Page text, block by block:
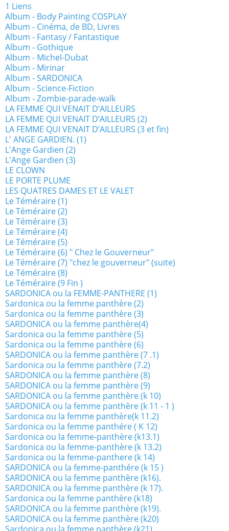
1 Liens
Album - Body Painting COSPLAY
Album - Cinéma, de BD, Livres
Album - Fantasy / Fantastique
Album - Gothique
Album - Michel-Dubat
Album - Mirinar
Album - SARDONICA
Album - Science-Fiction
Album - Zombie-parade-walk
LA FEMME QUI VENAIT D’AILLEURS
LA FEMME QUI VENAIT D’AILLEURS (2)
LA FEMME QUI VENAIT D’AILLEURS (3 et fin)
L' ANGE GARDIEN. (1)
L'Ange Gardien (2)
L'Ange Gardien (3)
LE CLOWN
LE PORTE PLUME
LES QUATRES DAMES ET LE VALET
Le Téméraire (1)
Le Téméraire (2)
Le Téméraire (3)
Le Téméraire (4)
Le Téméraire (5)
Le Téméraire (6) " Chez le Gouverneur"
Le Téméraire (7) "chez le gouverneur" (suite)
Le Téméraire (8)
Le Téméraire (9 Fin )
SARDONICA ou la FEMME-PANTHERE (1)
Sardonica ou la femme panthère (2)
Sardonica ou la femme panthère (3)
SARDONICA ou la femme panthère(4)
Sardonica ou la femme panthère (5)
Sardonica ou la femme panthère (6)
SARDONICA ou la femme panthère (7 .1)
Sardonica ou la femme panthère (7.2)
SARDONICA ou la femme panthère (8)
SARDONICA ou la femme panthère (9)
SARDONICA ou la femme panthère (k 10)
SARDONICA ou la femme panthère (k 11 - 1 )
Sardonica ou la femme panthère(k 11.2)
Sardonica ou la femme panthére ( K 12)
Sardonica ou la femme-panthère (k13.1)
Sardonica ou la femme-panthère (k 13.2)
Sardonica ou la femme-panthere (k 14)
SARDONICA ou la femme-panthére (k 15 )
SARDONICA ou la femme panthère (k16).
SARDONICA ou la femme panthère (k 17).
Sardonica ou la femme panthère (k18)
SARDONICA ou la femme panthère (k19).
SARDONICA ou la femme panthère (k20)